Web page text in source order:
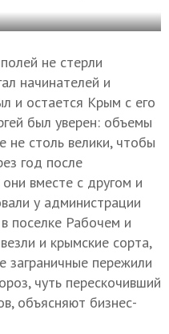
не стерли
начинателей и
и остается Крым с его
был уверен: объемы
не столь велики, чтобы
год после
вместе с другом и
у администрации
поселке Рабочем и
и крымские сорта,
заграничные пережили
чуть перескочивший
объясняют бизнес-